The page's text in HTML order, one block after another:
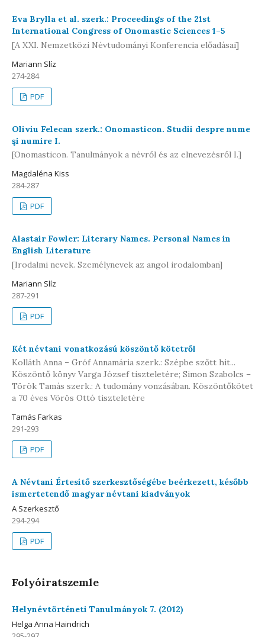
Eva Brylla et al. szerk.: Proceedings of the 21st
International Congress of Onomastic Sciences 1–5
[A XXI. Nemzetközi Névtudományi Konferencia előadásai]
Mariann Slíz
274-284
PDF
Oliviu Felecan szerk.: Onomasticon. Studii despre nume
şi numire I.
[Onomasticon. Tanulmányok a névről és az elnevezésről I.]
Magdaléna Kiss
284-287
PDF
Alastair Fowler: Literary Names. Personal Names in
English Literature
[Irodalmi nevek. Személynevek az angol irodalomban]
Mariann Slíz
287-291
PDF
Két névtani vonatkozású köszöntő kötetről
Kolláth Anna – Gróf Annamária szerk.: Szépbe szőtt hit...
Köszöntő könyv Varga József tiszteletére; Simon Szabolcs –
Török Tamás szerk.: A tudomány vonzásában. Köszöntőkötet
a 70 éves Vörös Ottó tiszteletére
Tamás Farkas
291-293
PDF
A Névtani Értesítő szerkesztőségébe beérkezett, később
ismertetendő magyar névtani kiadványok
A Szerkesztő
294-294
PDF
Folyóiratszemle
Helynévtörténeti Tanulmányok 7. (2012)
Helga Anna Haindrich